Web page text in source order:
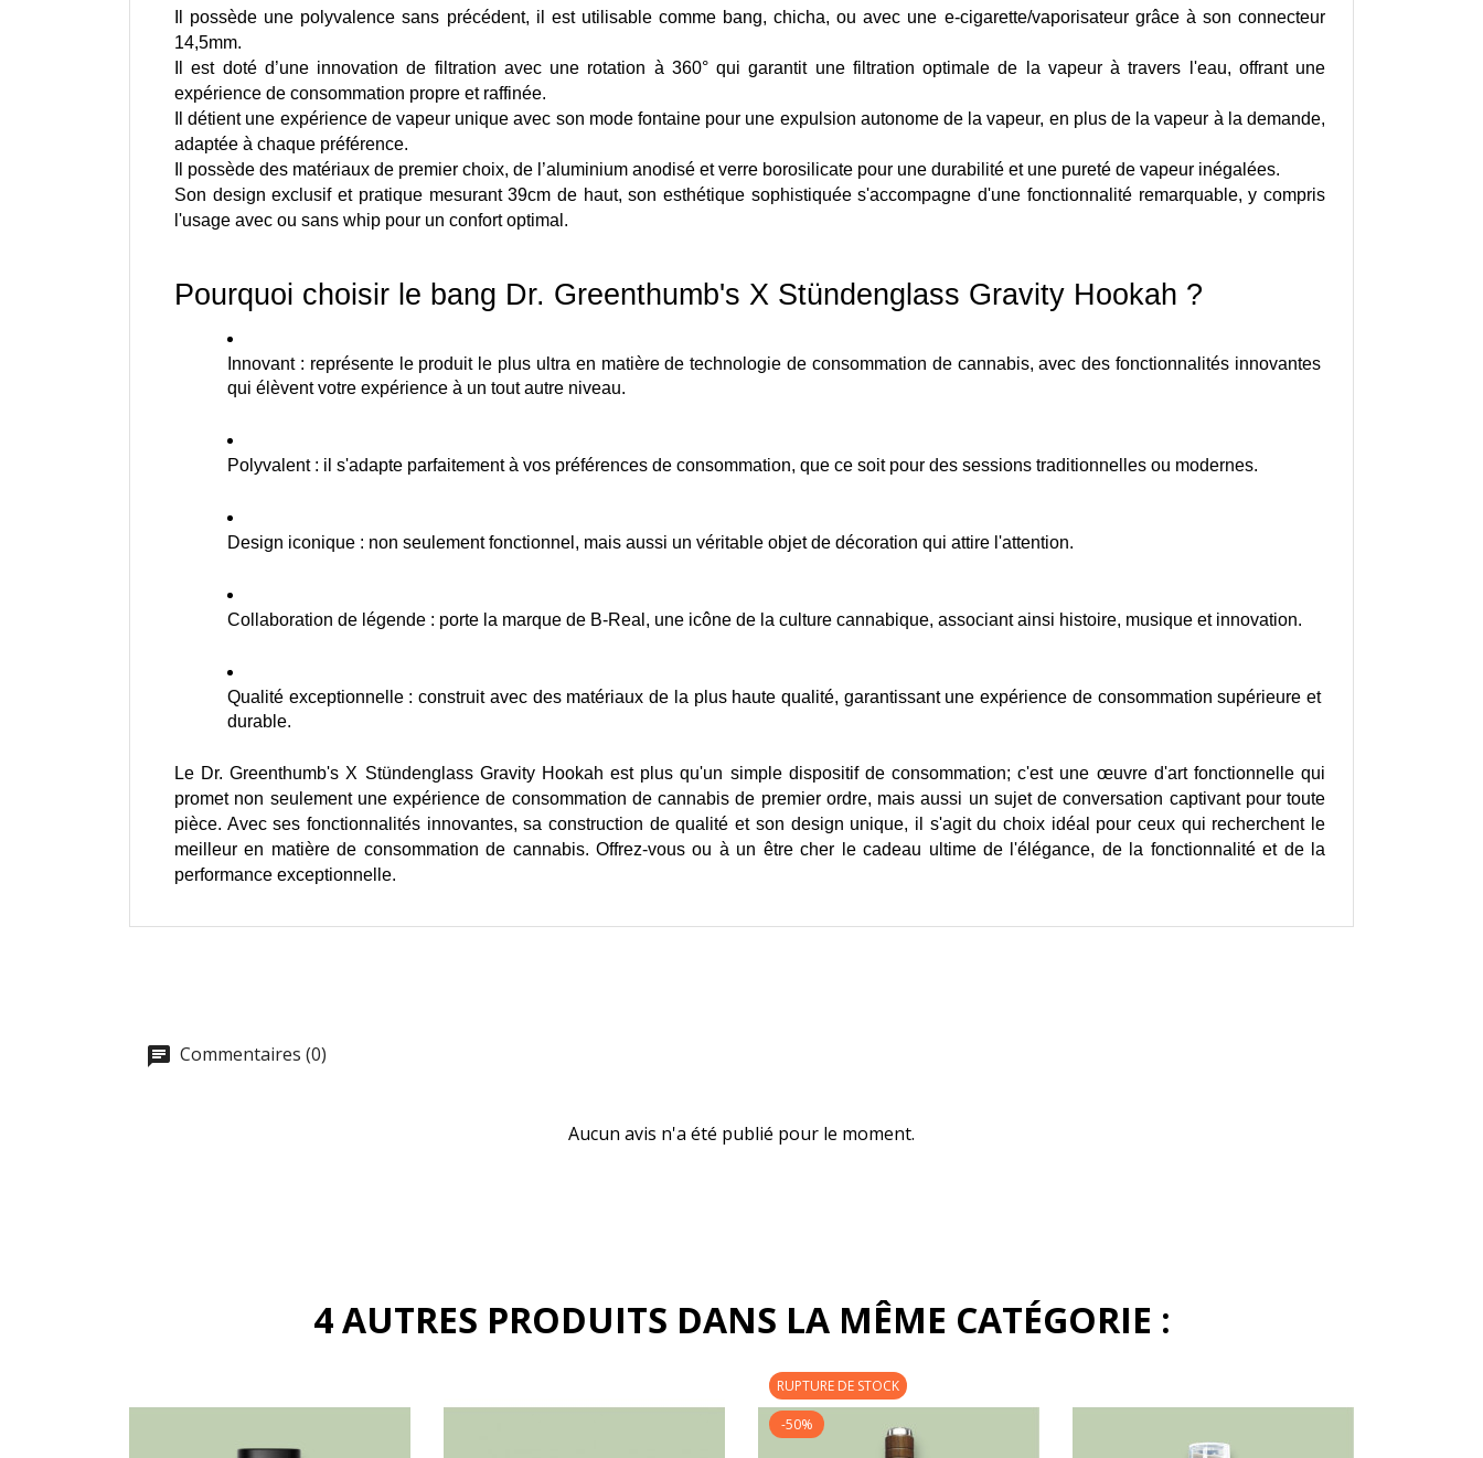
Il possède une polyvalence sans précédent, il est utilisable comme bang, chicha, ou avec une e-cigarette/vaporisateur grâce à son connecteur
14,5mm.
Il est doté d’une innovation de filtration avec une rotation à 360° qui garantit une filtration optimale de la vapeur à travers l'eau, offrant une
expérience de consommation propre et raffinée.
Il détient une expérience de vapeur unique avec son mode fontaine pour une expulsion autonome de la vapeur, en plus de la vapeur à la demande,
adaptée à chaque préférence.
Il possède des matériaux de premier choix, de l’aluminium anodisé et verre borosilicate pour une durabilité et une pureté de vapeur inégalées.
Son design exclusif et pratique mesurant 39cm de haut, son esthétique sophistiquée s'accompagne d'une fonctionnalité remarquable, y compris
l'usage avec ou sans whip pour un confort optimal.
Pourquoi choisir le bang Dr. Greenthumb's X Stündenglass Gravity Hookah ?
Innovant : représente le produit le plus ultra en matière de technologie de consommation de cannabis, avec des fonctionnalités innovantes
qui élèvent votre expérience à un tout autre niveau.
Polyvalent : il s'adapte parfaitement à vos préférences de consommation, que ce soit pour des sessions traditionnelles ou modernes.
Design iconique : non seulement fonctionnel, mais aussi un véritable objet de décoration qui attire l'attention.
Collaboration de légende : porte la marque de B-Real, une icône de la culture cannabique, associant ainsi histoire, musique et innovation.
Qualité exceptionnelle : construit avec des matériaux de la plus haute qualité, garantissant une expérience de consommation supérieure et
durable.
Le Dr. Greenthumb's X Stündenglass Gravity Hookah est plus qu'un simple dispositif de consommation; c'est une œuvre d'art fonctionnelle qui
promet non seulement une expérience de consommation de cannabis de premier ordre, mais aussi un sujet de conversation captivant pour toute
pièce. Avec ses fonctionnalités innovantes, sa construction de qualité et son design unique, il s'agit du choix idéal pour ceux qui recherchent le
meilleur en matière de consommation de cannabis. Offrez-vous ou à un être cher le cadeau ultime de l'élégance, de la fonctionnalité et de la
performance exceptionnelle.
Commentaires (0)
Aucun avis n'a été publié pour le moment.
4 AUTRES PRODUITS DANS LA MÊME CATÉGORIE :
RUPTURE DE STOCK
-50%